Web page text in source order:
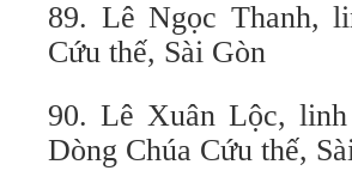
89. Lê Ngọc Thanh,
Cứu thế, Sài Gòn
90. Lê Xuân Lộc,
Dòng Chúa Cứu thế,